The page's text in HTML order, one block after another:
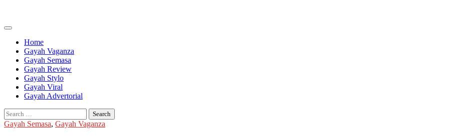
content
Home
Gayah Vaganza
Gayah Semasa
Gayah Review
Gayah Stylo
Gayah Viral
Gayah Advertorial
Search
for:
Gayah Semasa, Gayah Vaganza